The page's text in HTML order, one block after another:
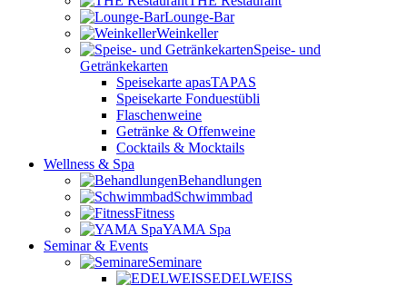
Lounge-Bar
Weinkeller
Speise- und
Getränkekarten
Speisekarte apasTAPAS
Speisekarte Fonduestübli
Flaschenweine
Getränke & Offenweine
Cocktails & Mocktails
Wellness & Spa
Behandlungen
Schwimmbad
Fitness
YAMA Spa
Seminar & Events
Seminare
EDELWEISS